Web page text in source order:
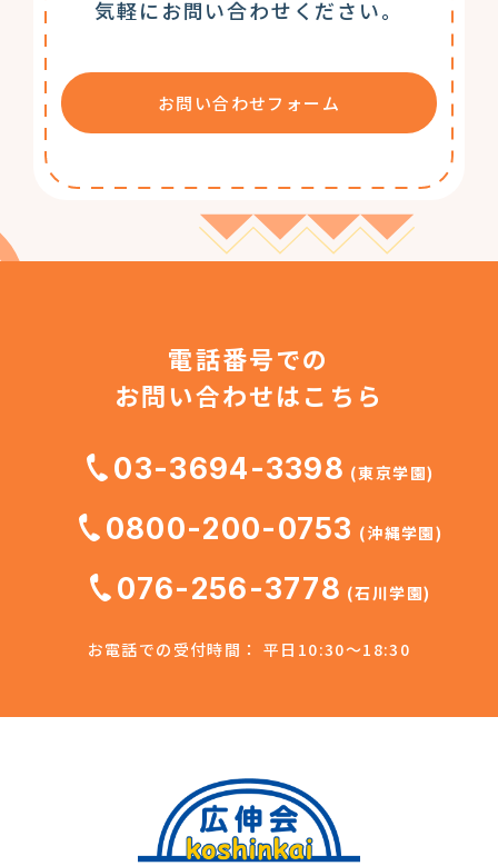
気軽にお問い合わせください。
お問い合わせフォーム
電話番号での
お問い合わせはこちら
03-3694-3398 (東京学園)
0800-200-0753 (沖縄学園)
076-256-3778 (石川学園)
お電話での受付時間： 平日10:30～18:30